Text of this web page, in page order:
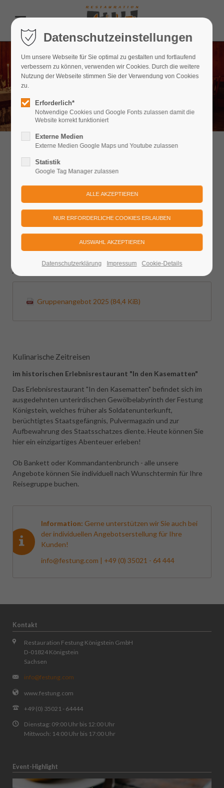
Datenschutzeinstellungen
Um unsere Webseite für Sie optimal zu gestalten und fortlaufend
verbessern zu können, verwenden wir Cookies. Durch die weitere
Nutzung der Webseite stimmen Sie der Verwendung von Cookies
zu.
Erforderlich*
Notwendige Cookies und Google Fonts zulassen damit die
Website korrekt funktioniert
Externe Medien
Externe Medien Google Maps und Youtube zulassen
Statistik
Google Tag Manager zulassen
Datenschutzerklärung Impressum Cookie-Details
Ihre Gäste auf Europas größter offener Bergfestung!
Festungskommandanten, ein gemütliches Kaffeetrinken im
historischen Ambiente, eine geschichtliche Festungsführung
oder ein Bummel über den Weihnachtsmarkt.
Der Besuch dieses einzigartigen Freilichtmuseums lohnt sich zu
jeder Jahres- sowie Tageszeit!
Gruppenangebot 2025 (84,4 KiB)
Kulinarische Zeitreisen
im historischen Erlebnisrestaurant "In den Kasematten"
Das Erlebnisrestaurant "In den Kasematten" befindet sich im
ausgedehnten unterirdischen Gewölbelabyrinth der Festung
Königstein, welches früher als Soldatenunterkunft,
berüchtigtes Staatsgefängnis, Pulvermagazin und zur
Aufbewahrung des Staatsschatzes diente. Heute können Sie
hier ein einzigartiges Abenteuer erleben!
Ob Bankett oder Kommandantenbrunch - alle unsere
Angebote können Sie individuell nach Wunschtermin für Ihre
Reisegruppe buchen.
Information: Gerne unterstützen wir Sie auch bei
der individuellen Angebotserstellung für Ihre
Kunden!
info@festung.com | +49 (0) 35021 - 64 444
Kontakt
Restauration Festung Königstein GmbH
D-01824 Königstein
Sachsen
info@festung.com
www.festung.com
+49 (0) 35021 - 64444
Dienstag: 09:00 Uhr bis 12:00 Uhr
Mittwoch: 14:00 Uhr bis 17:00 Uhr
Event-Highlight